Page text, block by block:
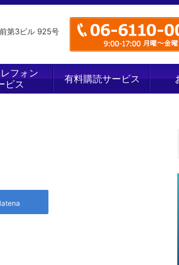
第3ビル 925号
フォン
ビス
有料購読サービス